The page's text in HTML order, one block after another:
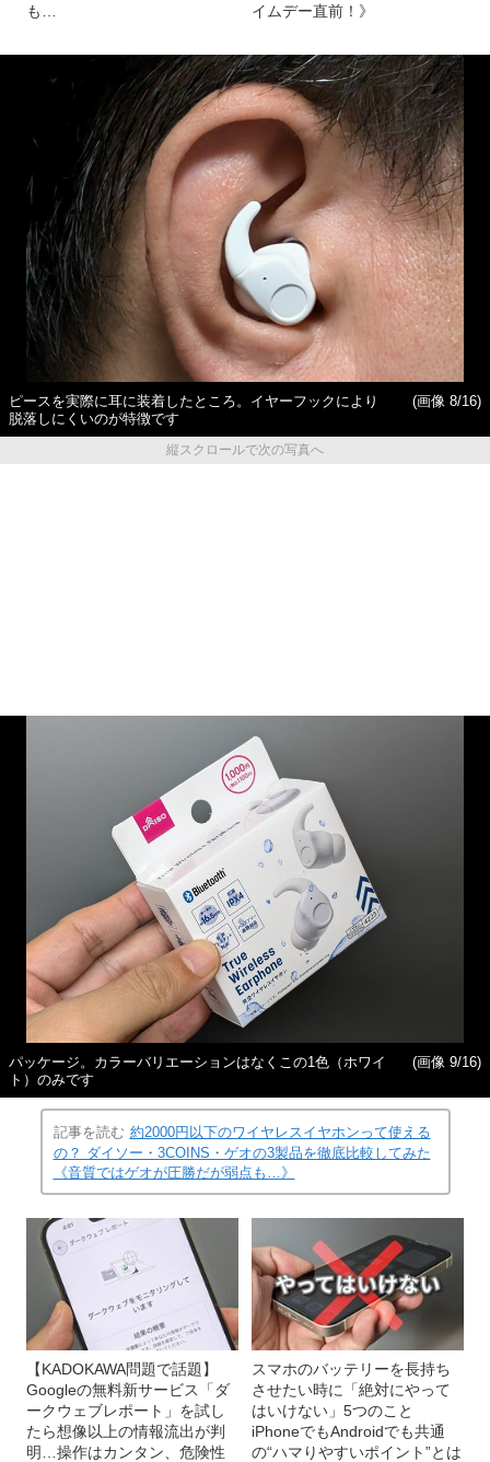
も…
イムデー直前！》
ピースを実際に耳に装着したところ。イヤーフックにより
脱落しにくいのが特徴です
(画像 8/16)
縦スクロールで次の写真へ
パッケージ。カラーバリエーションはなくこの1色（ホワイ
ト）のみです
(画像 9/16)
記事を読む 約2000円以下のワイヤレスイヤホンって使える
の？ ダイソー・3COINS・ゲオの3製品を徹底比較してみた
《音質ではゲオが圧勝だが弱点も…》
【KADOKAWA問題で話題】
Googleの無料新サービス「ダ
ークウェブレポート」を試し
たら想像以上の情報流出が判
明…操作はカンタン、危険性
スマホのバッテリーを長持ち
させたい時に「絶対にやって
はいけない」5つのこと
iPhoneでもAndroidでも共通
の“ハマりやすいポイント”とは